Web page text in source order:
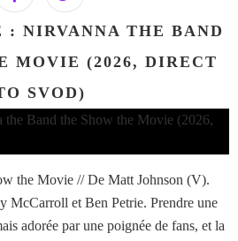
: NIRVANNA THE BAND
MOVIE (2026, DIRECT
SVOD)
the Movie // De Matt Johnson (V).
McCarroll et Ben Petrie. Prendre une
adorée par une poignée de fans, et la